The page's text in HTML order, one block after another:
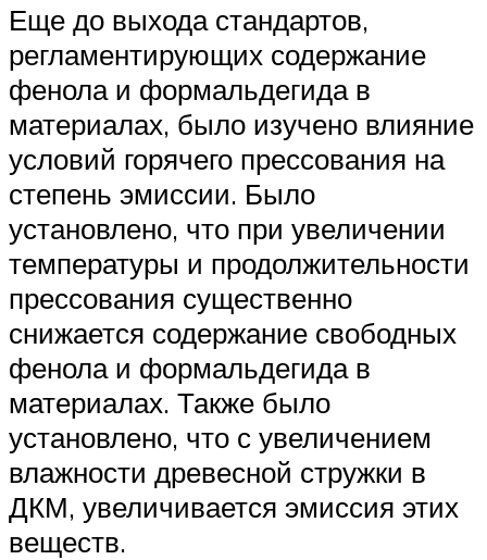
Еще до выхода стандартов,
регламентирующих содержание
фенола и формальдегида в
материалах, было изучено влияние
условий горячего прессования на
степень эмиссии. Было
установлено, что при увеличении
температуры и продолжительности
прессования существенно
снижается содержание свободных
фенола и формальдегида в
материалах. Также было
установлено, что с увеличением
влажности древесной стружки в
ДКМ, увеличивается эмиссия этих
веществ.